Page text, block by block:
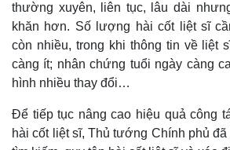
thường xuyên, liên tục, lâu dài
khăn hơn. Số lượng hài cốt liệt sĩ
còn nhiều, trong khi thông tin về liệt
càng ít; nhân chứng tuổi ngày càng
hình nhiều thay đổi…
Để tiếp tục nâng cao hiệu quả công
hài cốt liệt sĩ, Thủ tướng Chính phủ